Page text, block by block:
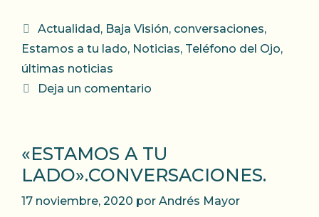
Categorías
Actualidad , Baja Visión, conversaciones,
Estamos a tu lado, Noticias, Teléfono del Ojo,
últimas noticias
Deja un comentario
«ESTAMOS A TU
LADO».CONVERSACIONES.
17 noviembre, 2020 por Andrés Mayor